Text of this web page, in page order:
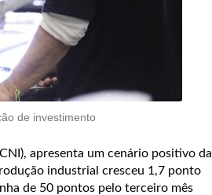
de investimento
apresenta um cenário positivo da
industrial cresceu 1,7 ponto
de 50 pontos pelo terceiro mês